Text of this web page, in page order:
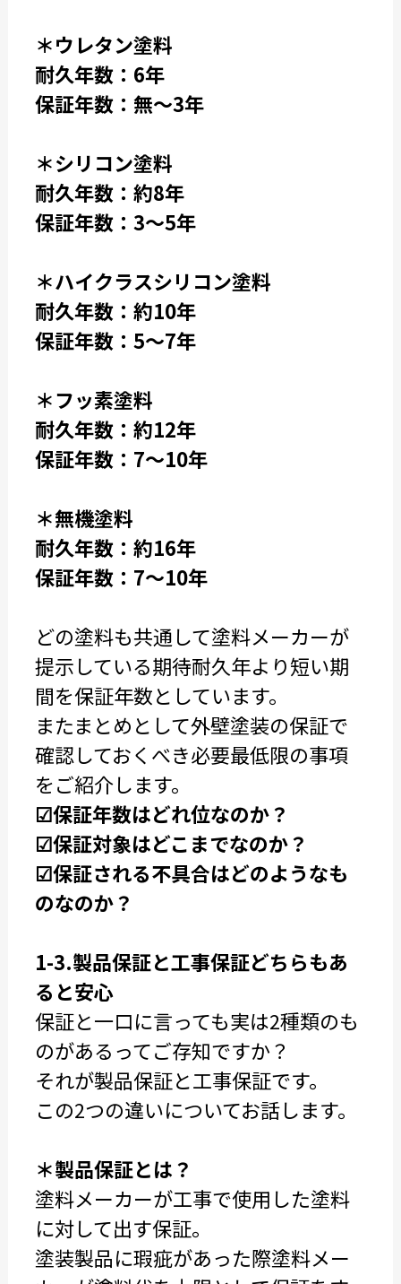
＊ウレタン塗料
耐久年数：6年
保証年数：無～3年
＊シリコン塗料
耐久年数：約8年
保証年数：3～5年
＊ハイクラスシリコン塗料
耐久年数：約10年
保証年数：5～7年
＊フッ素塗料
耐久年数：約12年
保証年数：7～10年
＊無機塗料
耐久年数：約16年
保証年数：7～10年
どの塗料も共通して塗料メーカーが
提示している期待耐久年より短い期
間を保証年数としています。
またまとめとして外壁塗装の保証で
確認しておくべき必要最低限の事項
をご紹介します。
☑保証年数はどれ位なのか？
☑保証対象はどこまでなのか？
☑保証される不具合はどのようなも
のなのか？
1-3.製品保証と工事保証どちらもあ
ると安心
保証と一口に言っても実は2種類のも
のがあるってご存知ですか？
それが製品保証と工事保証です。
この2つの違いについてお話します。
＊製品保証とは？
塗料メーカーが工事で使用した塗料
に対して出す保証。
塗装製品に瑕疵があった際塗料メー